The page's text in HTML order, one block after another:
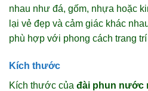
nhau như đá, gốm, nhựa hoặc
lại vẻ đẹp và cảm giác khác
phù hợp với phong cách trang
Kích thước
Kích thước của đài phun nước